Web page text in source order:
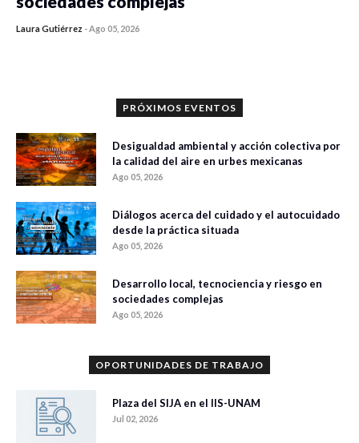
Laura Gutiérrez -Ago 05, 2026
PRÓXIMOS EVENTOS
Desigualdad ambiental y acción colectiva por
la calidad del aire en urbes mexicanas
Ago 05, 2026
Diálogos acerca del cuidado y el autocuidado
desde la práctica situada
Ago 05, 2026
Desarrollo local, tecnociencia y riesgo en
sociedades complejas
Ago 05, 2026
OPORTUNIDADES DE TRABAJO
Plaza del SIJA en el IIS-UNAM
Jul 02, 2026